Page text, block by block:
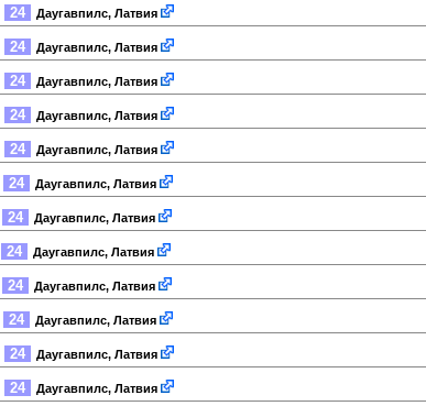
24 Даугавпилс, Латвия
24 Даугавпилс, Латвия
24 Даугавпилс, Латвия
24 Даугавпилс, Латвия
24 Даугавпилс, Латвия
24 Даугавпилс, Латвия
24 Даугавпилс, Латвия
24 Даугавпилс, Латвия
24 Даугавпилс, Латвия
24 Даугавпилс, Латвия
24 Даугавпилс, Латвия
24 Даугавпилс, Латвия